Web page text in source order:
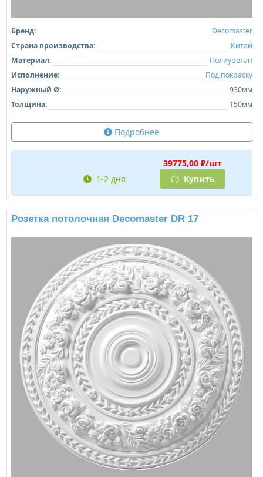
Бренд:
Decomaster
Страна производства:
Китай
Материал:
Полиуретан
Исполнение:
Под покраску
Наружный Ø:
930мм
Толщина:
150мм
Подробнее
39775,00 ₽/шт
1-2 дня
Купить
Розетка потолочная Decomaster DR 17